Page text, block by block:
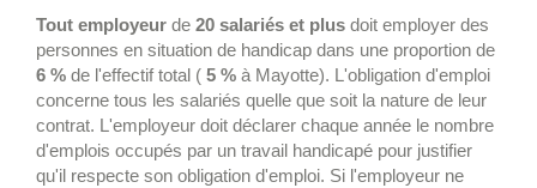
Tout employeur de 20 salariés et plus doit employer des
personnes en situation de handicap dans une proportion de
6 % de l'effectif total ( 5 % à Mayotte). L'obligation d'emploi
concerne tous les salariés quelle que soit la nature de leur
contrat. L'employeur doit déclarer chaque année le nombre
d'emplois occupés par un travail handicapé pour justifier
qu'il respecte son obligation d'emploi. Si l'employeur ne